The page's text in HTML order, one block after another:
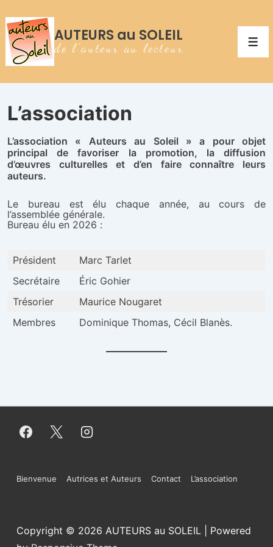
passer
au
contenu
principal
AUTEURS au SOLEIL
de l'auteur au lecteur
L’association
L’association « Auteurs au Soleil » a pour objet
principal de favoriser la promotion, la diffusion
d’œuvres culturelles et d’en faire connaître leurs
auteurs.
Le bureau est élu chaque année, au cours de
l’assemblée générale.
Bureau élu en 2026 :
Président
Marc Tarlet
Secrétaire
Éric Gohier
Trésorier
Maurice Nougaret
Membres
Dominique Thomas, Cécil Blanès.
Menu
bas
Bienvenue Autrices et Auteurs Contact L’association
Copyright © 2026 AUTEURS au SOLEIL
| Powered